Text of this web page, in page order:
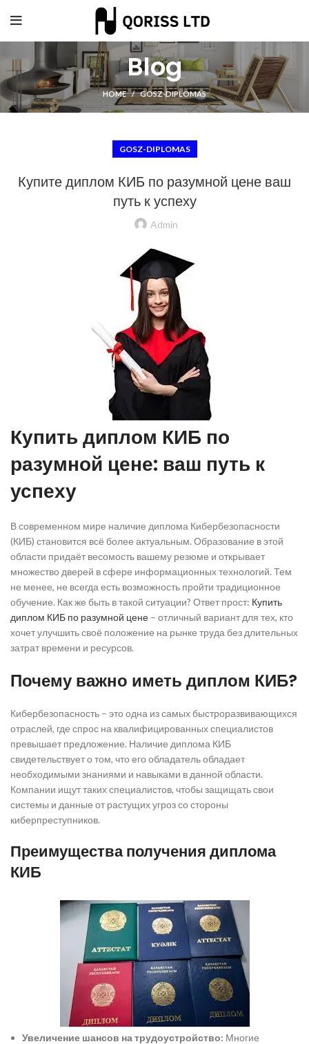
Blog
HOME GOSZ-DIPLOMAS
GOSZ-DIPLOMAS
Купите диплом КИБ по разумной цене ваш
путь к успеху
Admin
Купить диплом КИБ по
разумной цене: ваш путь к
успеху
В современном мире наличие диплома Кибербезопасности
(КИБ) становится всё более актуальным. Образование в этой
области придаёт весомость вашему резюме и открывает
множество дверей в сфере информационных технологий. Тем
не менее, не всегда есть возможность пройти традиционное
обучение. Как же быть в такой ситуации? Ответ прост: Купить
диплом КИБ по разумной цене – отличный вариант для тех, кто
хочет улучшить своё положение на рынке труда без длительных
затрат времени и ресурсов.
Почему важно иметь диплом КИБ?
Кибербезопасность – это одна из самых быстроразвивающихся
отраслей, где спрос на квалифицированных специалистов
превышает предложение. Наличие диплома КИБ
свидетельствует о том, что его обладатель обладает
необходимыми знаниями и навыками в данной области.
Компании ищут таких специалистов, чтобы защищать свои
системы и данные от растущих угроз со стороны
киберпреступников.
Преимущества получения диплома
КИБ
Увеличение шансов на трудоустройство: Многие